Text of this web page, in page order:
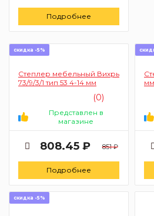
Подробнее
скидка -5%
Степлер мебельный Вихрь
73/9/3/1 тип 53 4-14 мм
(0)
Представлен в
магазине
808.45 ₽ 851 ₽
Подробнее
скидка -5%